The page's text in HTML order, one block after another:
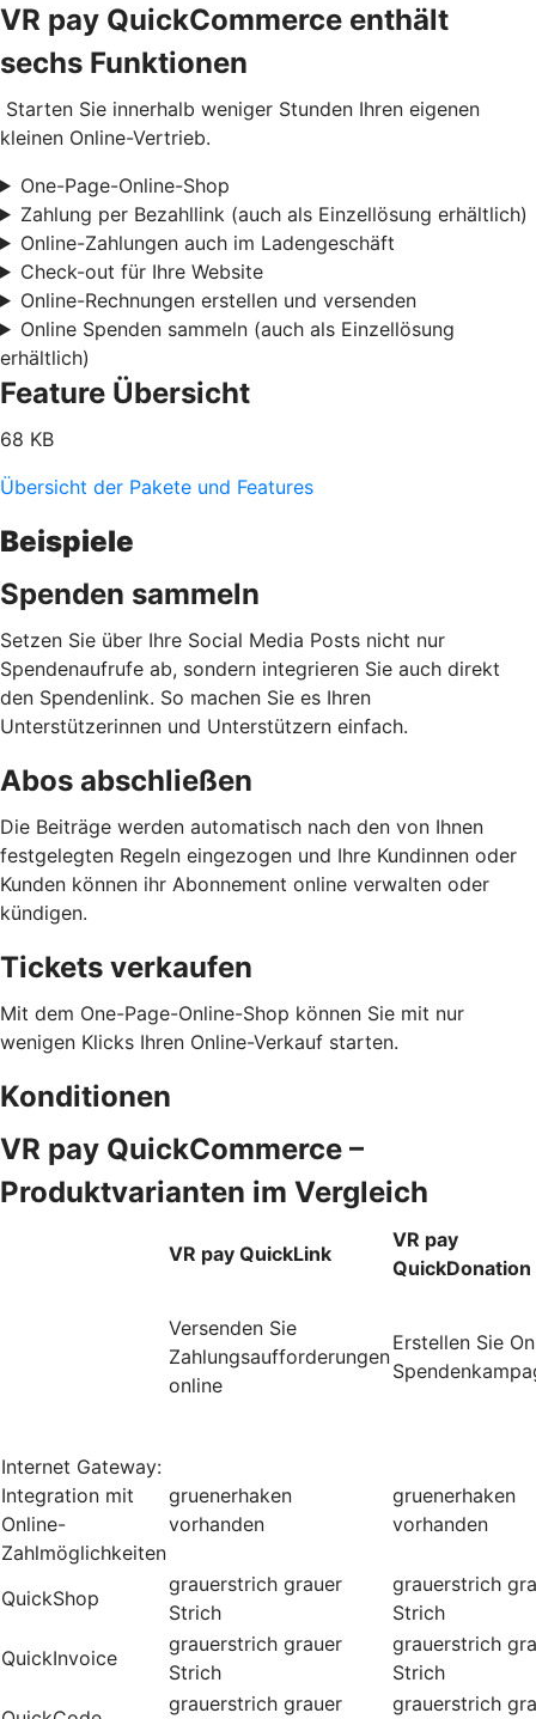
VR pay QuickCommerce enthält
sechs Funktionen
Starten Sie innerhalb weniger Stunden Ihren eigenen
kleinen Online-Vertrieb.
One-Page-Online-Shop
Zahlung per Bezahllink (auch als Einzellösung erhältlich)
Online-Zahlungen auch im Ladengeschäft
Check-out für Ihre Website
Online-Rechnungen erstellen und versenden
Online Spenden sammeln (auch als Einzellösung
erhältlich)
Feature Übersicht
68 KB
Übersicht der Pakete und Features
Beispiele
Spenden sammeln
Setzen Sie über Ihre Social Media Posts nicht nur
Spendenaufrufe ab, sondern integrieren Sie auch direkt
den Spendenlink. So machen Sie es Ihren
Unterstützerinnen und Unterstützern einfach.
Abos abschließen
Die Beiträge werden automatisch nach den von Ihnen
festgelegten Regeln eingezogen und Ihre Kundinnen oder
Kunden können ihr Abonnement online verwalten oder
kündigen.
Tickets verkaufen
Mit dem One-Page-Online-Shop können Sie mit nur
wenigen Klicks Ihren Online-Verkauf starten.
Konditionen
VR pay QuickCommerce –
Produktvarianten im Vergleich
VR pay QuickLink
VR pay
QuickDonation
Versenden Sie
Zahlungsaufforderungen
online
Erstellen Sie
Internet Gateway:
Integration mit
Online-
Zahlmöglichkeiten
gruenerhaken
vorhanden
gruenerhaken
vorhanden
QuickShop
grauerstrich grauer
Strich
grauerstrich
Strich
QuickInvoice
grauerstrich grauer
Strich
grauerstrich
Strich
grauerstrich grauer grauerstrich